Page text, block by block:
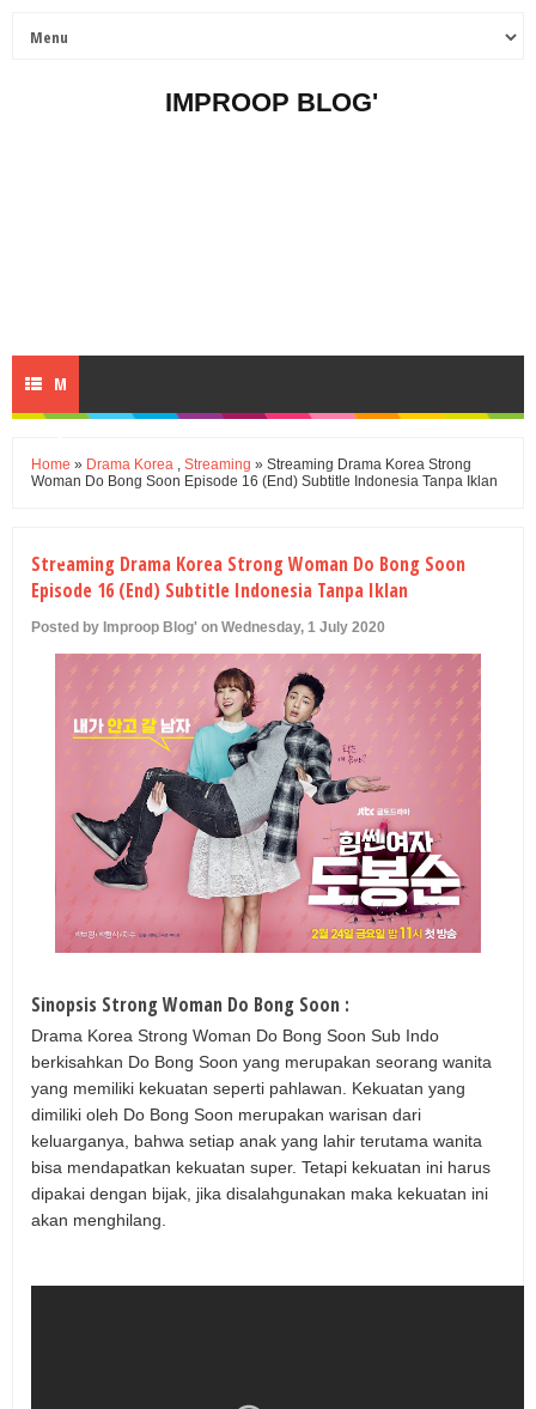
IMPROOP BLOG'
M
U
Home » Drama Korea , Streaming » Streaming Drama Korea Strong
Woman Do Bong Soon Episode 16 (End) Subtitle Indonesia Tanpa Iklan
Streaming Drama Korea Strong Woman Do Bong Soon
Episode 16 (End) Subtitle Indonesia Tanpa Iklan
Posted by Improop Blog' on Wednesday, 1 July 2020
Sinopsis Strong Woman Do Bong Soon :
Drama Korea Strong Woman Do Bong Soon Sub Indo
berkisahkan Do Bong Soon yang merupakan seorang wanita
yang memiliki kekuatan seperti pahlawan. Kekuatan yang
dimiliki oleh Do Bong Soon merupakan warisan dari
keluarganya, bahwa setiap anak yang lahir terutama wanita
bisa mendapatkan kekuatan super. Tetapi kekuatan ini harus
dipakai dengan bijak, jika disalahgunakan maka kekuatan ini
akan menghilang.